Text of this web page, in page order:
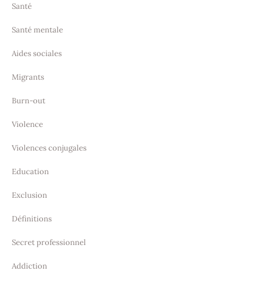
Santé
Santé mentale
Aides sociales
Migrants
Burn-out
Violence
Violences conjugales
Education
Exclusion
Définitions
Secret professionnel
Addiction